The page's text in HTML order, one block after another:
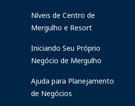
Níveis de Centro de
Mergulho e Resort
Iniciando Seu Próprio
Negócio de Mergulho
Ajuda para Planejamento
de Negócios